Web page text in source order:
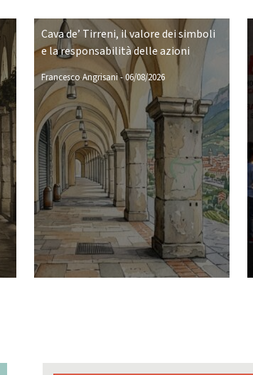
Cava de’ Tirreni, il valore dei simboli
e la responsabilità delle azioni
Francesco Angrisani-06/08/2026